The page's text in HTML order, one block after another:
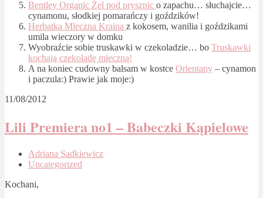
Bentley Organic Żel pod prysznic o zapachu… słuchajcie…
cynamonu, słodkiej pomarańczy i goździków!
Herbatka Mleczna Kraina z kokosem, wanilia i goździkami
umila wieczory w domku
Wyobraźcie sobie truskawki w czekoladzie… bo Truskawki
kochają czekoladę mleczną!
A na koniec cudowny balsam w kostce Orientany – cynamon
i paczula:) Prawie jak moje:)
11/08/2012
Lili Premiera no1 – Babeczki Kąpielowe
Adriana Sadkiewicz
Uncategorized
Kochani,